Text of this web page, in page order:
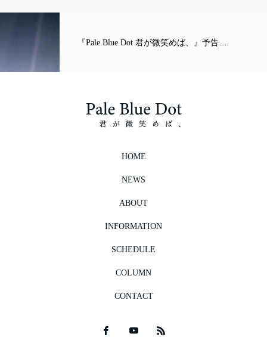
『Pale Blue Dot 君が微笑めば、』予告…
HOME
NEWS
ABOUT
INFORMATION
SCHEDULE
COLUMN
CONTACT